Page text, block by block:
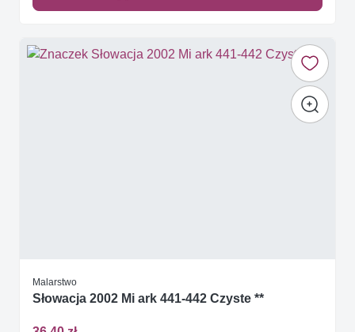
Malarstwo
Słowacja 2002 Mi ark 441-442 Czyste **